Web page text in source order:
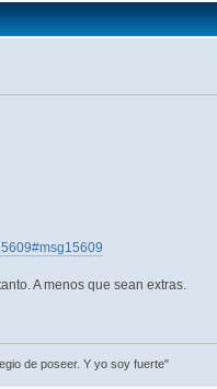
A menos que sean extras.
de poseer. Y yo soy fuerte"